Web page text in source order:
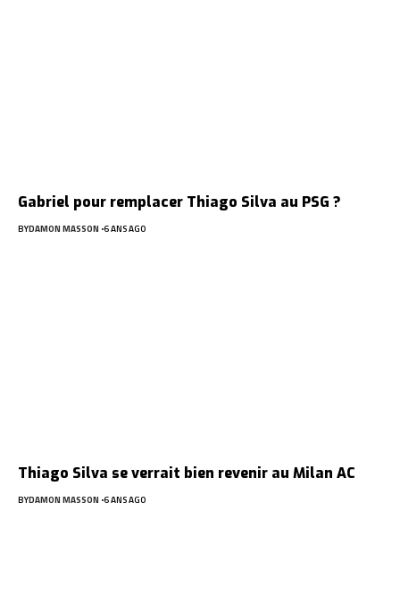
Gabriel pour remplacer Thiago Silva au PSG ?
BYDAMON MASSON 6 ANS AGO
Thiago Silva se verrait bien revenir au Milan AC
BYDAMON MASSON 6 ANS AGO